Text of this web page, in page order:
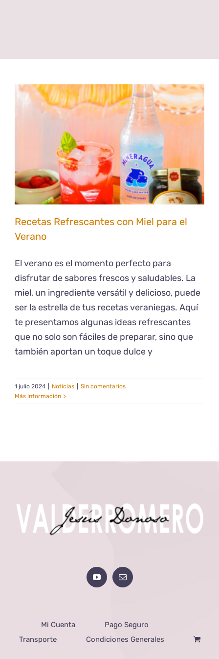
Recetas Refrescantes con Miel para el
Verano
El verano es el momento perfecto para
disfrutar de sabores frescos y saludables. La
miel, un ingrediente versátil y delicioso, puede
ser la estrella de tus recetas veraniegas. Aquí
te presentamos algunas ideas refrescantes
que no solo son fáciles de preparar, sino que
también aportan un toque dulce y
1 julio 2024 Noticias
Sin comentarios
Más información
Mi Cuenta
Pago Seguro
Transporte
Condiciones Generales